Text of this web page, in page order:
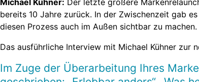
Michael Kühner: Der letzte größere
bereits 10 Jahre zurück. In der Zwischenzeit gab
diesen Prozess auch im Außen sichtbar zu machen.
Das ausführliche Interview mit Michael Kühner zur
Im Zuge der Überarbeitung Ihres